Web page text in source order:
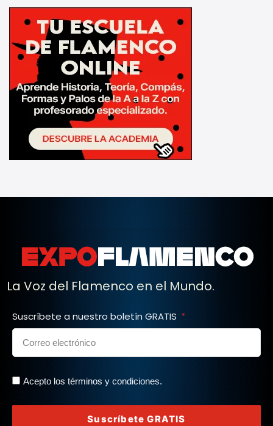
La Voz del Flamenco en el Mundo.
Suscríbete a nuestro boletín GRATIS
Acepto los términos y condiciones.
Suscríbete GRATIS